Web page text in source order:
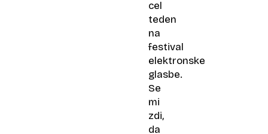
cel
teden
na
festival
elektronske
glasbe.
Se
mi
zdi,
da